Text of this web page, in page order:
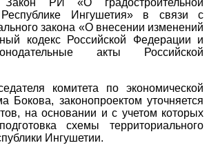
Закон РИ «О градостроительной
Ингушетия» в связи с
закона «О внесении изменений
кодекс Российской Федерации и
акты Российской
комитета по экономической
Бокова, законопроектом уточняется
на основании и с учетом которых
схемы территориального
Ингушетии.